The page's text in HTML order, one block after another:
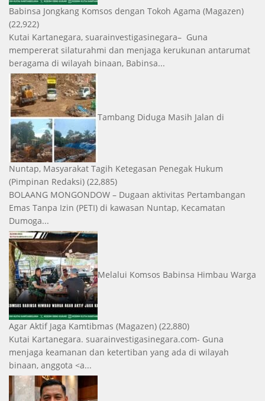
Babinsa Jongkang Komsos dengan Tokoh Agama (Magazen)
(22,922)
Kutai Kartanegara, suarainvestigasinegara– Guna
mempererat silaturahmi dan menjaga kerukunan antarumat
beragama di wilayah binaan, Babinsa...
Tambang Diduga Masih Jalan di
Nuntap, Masyarakat Tagih Ketegasan Penegak Hukum
(Pimpinan Redaksi) (22,885)
BOLAANG MONGONDOW – Dugaan aktivitas Pertambangan
Emas Tanpa Izin (PETI) di kawasan Nuntap, Kecamatan
Dumoga...
Melalui Komsos Babinsa Himbau Warga
Agar Aktif Jaga Kamtibmas (Magazen) (22,880)
Kutai Kartanegara. suarainvestigasinegara.com- Guna
menjaga keamanan dan ketertiban yang ada di wilayah
binaan, anggota <a...